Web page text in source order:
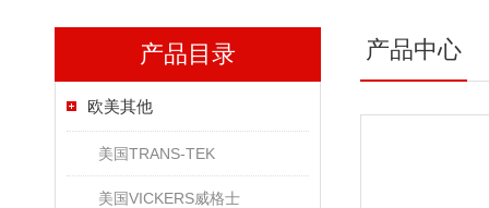
产品目录
欧美其他
美国TRANS-TEK
美国VICKERS威格士
产品中心